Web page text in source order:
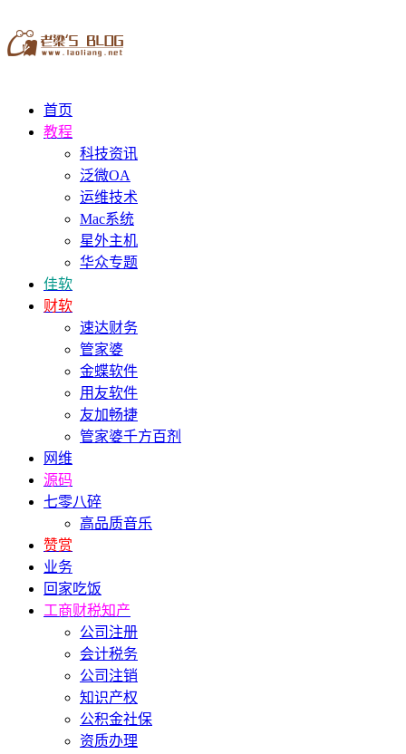
首页
教程
科技资讯
泛微OA
运维技术
Mac系统
星外主机
华众专题
佳软
财软
速达财务
管家婆
金蝶软件
用友软件
友加畅捷
管家婆千方百剂
网维
源码
七零八碎
高品质音乐
赞赏
业务
回家吃饭
工商财税知产
公司注册
会计税务
公司注销
知识产权
公积金社保
资质办理